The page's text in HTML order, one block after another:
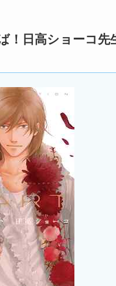
日高ショーコ先